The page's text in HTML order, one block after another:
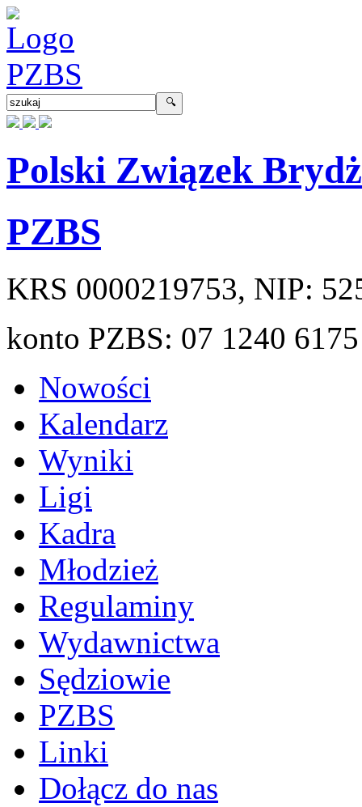
Polski Związek
PZBS
KRS 0000219753, NIP:
konto PZBS: 07 1240
Nowości
Kalendarz
Wyniki
Ligi
Kadra
Młodzież
Regulaminy
Wydawnictwa
Sędziowie
PZBS
Linki
Dołącz do nas